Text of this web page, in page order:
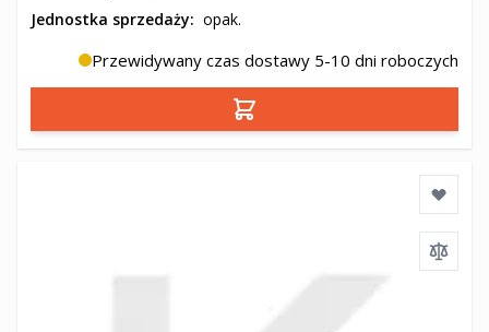
Jednostka sprzedaży: opak.
Przewidywany czas dostawy 5-10 dni roboczych
Dodaj do koszyka